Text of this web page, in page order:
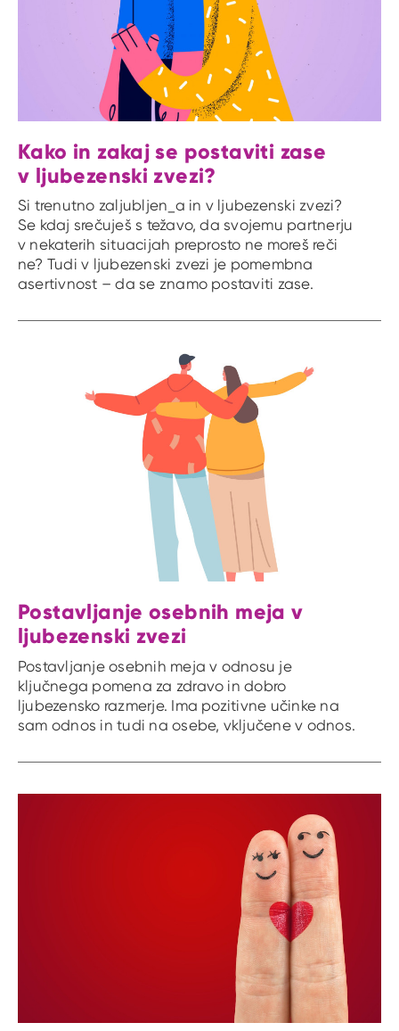
Kako in zakaj se postaviti zase
v ljubezenski zvezi?
Si trenutno zaljubljen_a in v ljubezenski zvezi?
Se kdaj srečuješ s težavo, da svojemu partnerju
v nekaterih situacijah preprosto ne moreš reči
ne? Tudi v ljubezenski zvezi je pomembna
asertivnost – da se znamo postaviti zase.
Postavljanje osebnih meja v
ljubezenski zvezi
Postavljanje osebnih meja v odnosu je
ključnega pomena za zdravo in dobro
ljubezensko razmerje. Ima pozitivne učinke na
sam odnos in tudi na osebe, vključene v odnos.